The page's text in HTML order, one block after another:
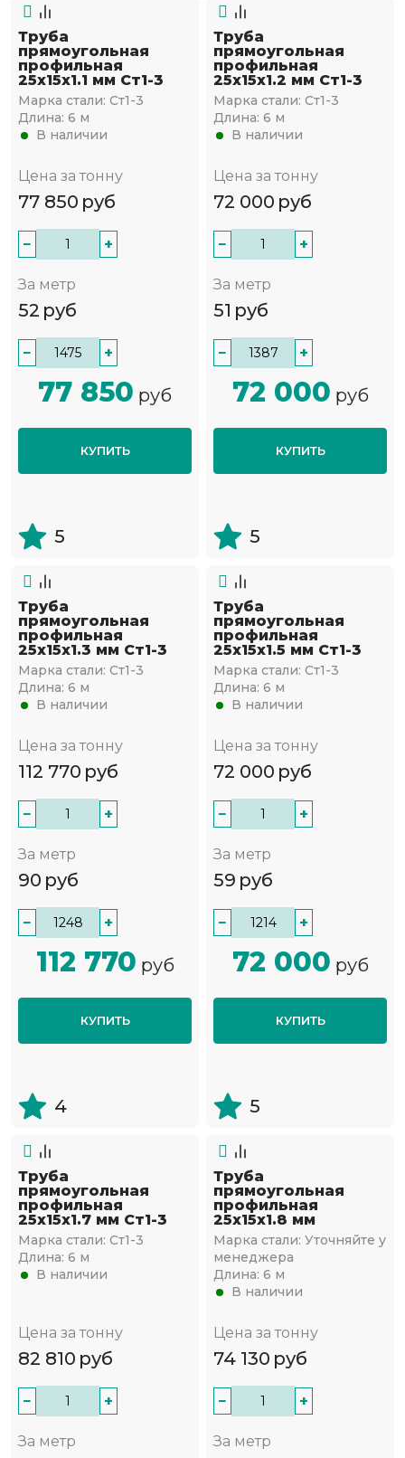
Труба
прямоугольная
профильная
25х15х1.1 мм Ст1-3
Марка стали: Ст1-3
Длина: 6 м
В наличии
Цена за тонну
77 850 руб
− +
За метр
52 руб
− +
77 850 руб
КУПИТЬ
5
Труба
прямоугольная
профильная
25х15х1.2 мм Ст1-3
Марка стали: Ст1-3
Длина: 6 м
В наличии
Цена за тонну
72 000 руб
− +
За метр
51 руб
− +
72 000 руб
КУПИТЬ
5
Труба
прямоугольная
профильная
25х15х1.3 мм Ст1-3
Марка стали: Ст1-3
Длина: 6 м
В наличии
Цена за тонну
112 770 руб
− +
За метр
90 руб
− +
112 770 руб
КУПИТЬ
4
Труба
прямоугольная
профильная
25х15х1.5 мм Ст1-3
Марка стали: Ст1-3
Длина: 6 м
В наличии
Цена за тонну
72 000 руб
− +
За метр
59 руб
− +
72 000 руб
КУПИТЬ
5
Труба
прямоугольная
профильная
25х15х1.7 мм Ст1-3
Марка стали: Ст1-3
Длина: 6 м
В наличии
Цена за тонну
82 810 руб
− +
За метр
Труба
прямоугольная
профильная
25х15х1.8 мм
Марка стали: Уточняйте у
менеджера
Длина: 6 м
В наличии
Цена за тонну
74 130 руб
− +
За метр